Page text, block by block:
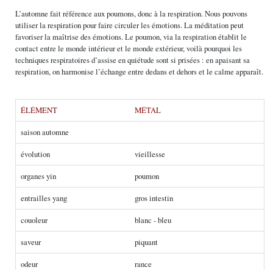
L’automne fait référence aux poumons, donc à la respiration. Nous pouvons
utiliser la respiration pour faire circuler les émotions. La méditation peut
favoriser la maîtrise des émotions. Le poumon, via la respiration établit le
contact entre le monde intérieur et le monde extérieur, voilà pourquoi les
techniques respiratoires d’assise en quiétude sont si prisées : en apaisant sa
respiration, on harmonise l’échange entre dedans et dehors et le calme apparaît.
ÉLÉMENT
MÉTAL
saison automne
évolution
vieillesse
organes yin
poumon
entrailles yang
gros intestin
couoleur
blanc - bleu
saveur
piquant
odeur
rance